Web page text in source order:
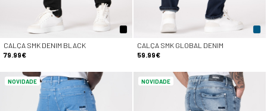
CALÇA SMK DENIM BLACK
79.99€
CALÇA SMK GLOBAL DENIM
59.99€
NOVIDADE NOVIDADE